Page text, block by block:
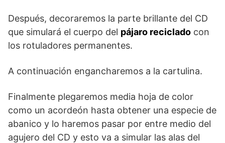
Después, decoraremos la parte brillante del CD
que simulará el cuerpo del pájaro reciclado con
los rotuladores permanentes.
A continuación engancharemos a la cartulina.
Finalmente plegaremos media hoja de color
como un acordeón hasta obtener una especie de
abanico y lo haremos pasar por entre medio del
agujero del CD y esto va a simular las alas del